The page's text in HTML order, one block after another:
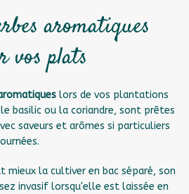
aromatiques
vos plats
lors de vos plantations
basilic ou la coriandre, sont prêtes
saveurs et arômes si particuliers
mieux la cultiver en bac séparé, son
invasif lorsqu'elle est laissée en